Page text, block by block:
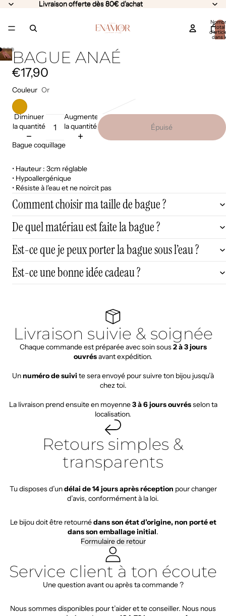
Livraison offerte dès 80€ d'achat
Livraison offerte dès 80€ d'achat
total
dans
BAGUE ANAÉ
€17,90
Couleur Or
Diminuer
la quantité
Augmenter
la quantité
Épuisé
Bague coquillage
• Hauteur : 3cm réglable
• Hypoallergénique
• Résiste à l'eau et ne noircit pas
Comment choisir ma taille de bague ?
De quel matériau est faite la bague ?
Est-ce que je peux porter la bague sous l’eau ?
Est-ce une bonne idée cadeau ?
Livraison suivie & soignée
Chaque commande est préparée avec soin sous2 à 3 jours
ouvrésavant expédition.
Unnuméro de suivi te sera envoyé pour suivre ton bijou jusqu’à
chez toi.
La livraison prend ensuite en moyenne3 à 6 jours ouvrésselon ta
localisation.
Retours simples &
transparents
Tu disposes d’undélai de 14 jours après réception pour changer
d’avis, conformément à la loi.
Le bijou doit être retournédans son état d’origine, non porté et
dans son emballage initial.
Formulaire de retour
Service client à ton écoute
Une question avant ou après ta commande ?
Nous sommes disponibles pour t’aider et te conseiller. Nous nous